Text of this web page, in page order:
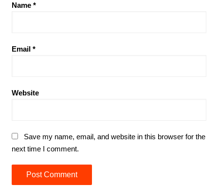
Name *
Email *
Website
Save my name, email, and website in this browser for the
next time I comment.